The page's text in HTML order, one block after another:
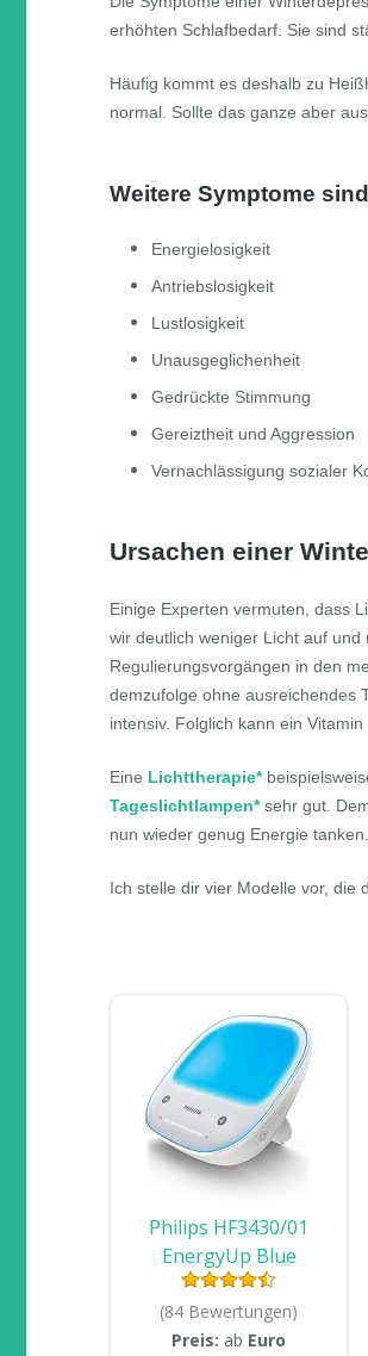
erhöhten Schlafbedarf. Sie sind
Häufig kommt es deshalb zu
normal. Sollte das ganze aber
Weitere Symptome
Energielosigkeit
Antriebslosigkeit
Lustlosigkeit
Unausgeglichenheit
Gedrückte Stimmung
Gereiztheit und Aggression
Vernachlässigung sozialer
Ursachen einer
Einige Experten vermuten, dass
wir deutlich weniger Licht auf und
Regulierungsvorgängen in den
demzufolge ohne ausreichendes
intensiv. Folglich kann ein
Eine Lichttherapie*
Tageslichtlampen*sehr gut.
nun wieder genug Energie tanken.
Ich stelle dir vier Modelle vor, die
Philips HF3430/01
EnergyUp Blue
(intensives blaues Licht,
UV-frei, Dimmer), weiß
(84 Bewertungen)
Preis: ab Euro